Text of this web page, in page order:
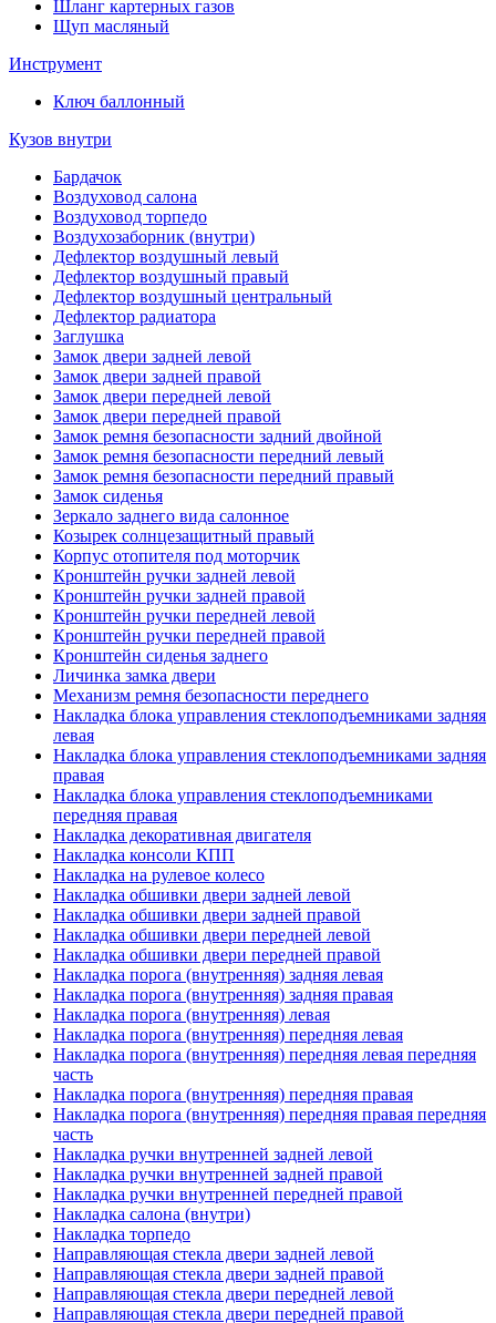
Шланг картерных газов
Щуп масляный
Инструмент
Ключ баллонный
Кузов внутри
Бардачок
Воздуховод салона
Воздуховод торпедо
Воздухозаборник (внутри)
Дефлектор воздушный левый
Дефлектор воздушный правый
Дефлектор воздушный центральный
Дефлектор радиатора
Заглушка
Замок двери задней левой
Замок двери задней правой
Замок двери передней левой
Замок двери передней правой
Замок ремня безопасности задний двойной
Замок ремня безопасности передний левый
Замок ремня безопасности передний правый
Замок сиденья
Зеркало заднего вида салонное
Козырек солнцезащитный правый
Корпус отопителя под моторчик
Кронштейн ручки задней левой
Кронштейн ручки задней правой
Кронштейн ручки передней левой
Кронштейн ручки передней правой
Кронштейн сиденья заднего
Личинка замка двери
Механизм ремня безопасности переднего
Накладка блока управления стеклоподъемниками задняя
левая
Накладка блока управления стеклоподъемниками задняя
правая
Накладка блока управления стеклоподъемниками
передняя правая
Накладка декоративная двигателя
Накладка консоли КПП
Накладка на рулевое колесо
Накладка обшивки двери задней левой
Накладка обшивки двери задней правой
Накладка обшивки двери передней левой
Накладка обшивки двери передней правой
Накладка порога (внутренняя) задняя левая
Накладка порога (внутренняя) задняя правая
Накладка порога (внутренняя) левая
Накладка порога (внутренняя) передняя левая
Накладка порога (внутренняя) передняя левая передняя
часть
Накладка порога (внутренняя) передняя правая
Накладка порога (внутренняя) передняя правая передняя
часть
Накладка ручки внутренней задней левой
Накладка ручки внутренней задней правой
Накладка ручки внутренней передней правой
Накладка салона (внутри)
Накладка торпедо
Направляющая стекла двери задней левой
Направляющая стекла двери задней правой
Направляющая стекла двери передней левой
Направляющая стекла двери передней правой